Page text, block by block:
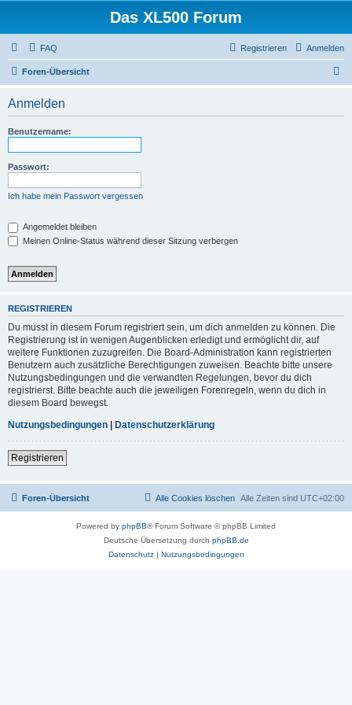
Das XL500 Forum
FAQ Anmelden
Registrieren
Foren-Übersicht
Anmelden
Benutzername:
Passwort:
Ich habe mein Passwort vergessen
Angemeldet bleiben
Meinen Online-Status während dieser Sitzung verbergen
REGISTRIEREN
Du musst in diesem Forum registriert sein, um dich anmelden zu können. Die
Registrierung ist in wenigen Augenblicken erledigt und ermöglicht dir, auf
weitere Funktionen zuzugreifen. Die Board-Administration kann registrierten
Benutzern auch zusätzliche Berechtigungen zuweisen. Beachte bitte unsere
Nutzungsbedingungen und die verwandten Regelungen, bevor du dich
registrierst. Bitte beachte auch die jeweiligen Forenregeln, wenn du dich in
diesem Board bewegst.
Nutzungsbedingungen | Datenschutzerklärung
Registrieren
Foren-Übersicht Alle Zeiten sind UTC+02:00
Alle Cookies löschen
Powered by phpBB® Forum Software © phpBB Limited
Deutsche Übersetzung durch phpBB.de
Datenschutz| Nutzungsbedingungen